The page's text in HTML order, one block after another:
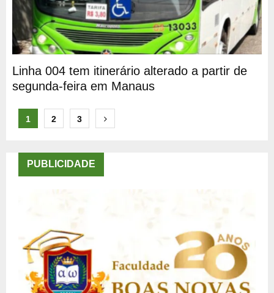
Linha 004 tem itinerário alterado a partir de
segunda-feira em Manaus
Paginação
posts
1 2 3
PUBLICIDADE